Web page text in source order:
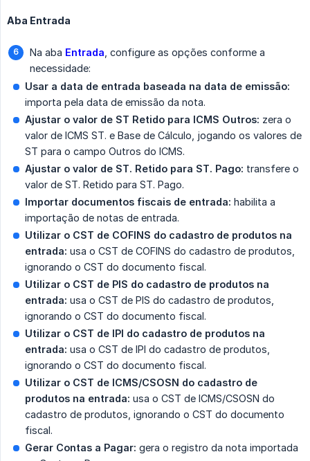
Aba Entrada
Na aba Entrada , configure as opções conforme a
necessidade:
Usar a data de entrada baseada na data de emissão:
importa pela data de emissão da nota.
Ajustar o valor de ST Retido para ICMS Outros: zera o
valor de ICMS ST. e Base de Cálculo, jogando os valores de
ST para o campo Outros do ICMS.
Ajustar o valor de ST. Retido para ST. Pago: transfere o
valor de ST. Retido para ST. Pago.
Importar documentos fiscais de entrada: habilita a
importação de notas de entrada.
Utilizar o CST de COFINS do cadastro de produtos na
entrada: usa o CST de COFINS do cadastro de produtos,
ignorando o CST do documento fiscal.
Utilizar o CST de PIS do cadastro de produtos na
entrada: usa o CST de PIS do cadastro de produtos,
ignorando o CST do documento fiscal.
Utilizar o CST de IPI do cadastro de produtos na
entrada: usa o CST de IPI do cadastro de produtos,
ignorando o CST do documento fiscal.
Utilizar o CST de ICMS/CSOSN do cadastro de
produtos na entrada: usa o CST de ICMS/CSOSN do
cadastro de produtos, ignorando o CST do documento
fiscal.
Gerar Contas a Pagar: gera o registro da nota importada